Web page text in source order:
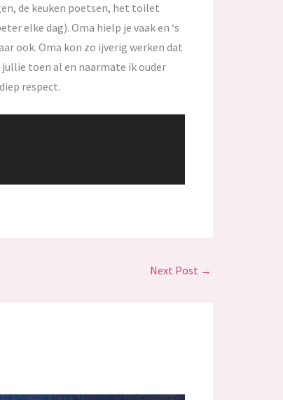
de keuken poetsen, het toilet
elke dag). Oma hielp je vaak en ‘s
ook. Oma kon zo ijverig werken dat
toen al en naarmate ik ouder
respect.
00:00
Next Post →